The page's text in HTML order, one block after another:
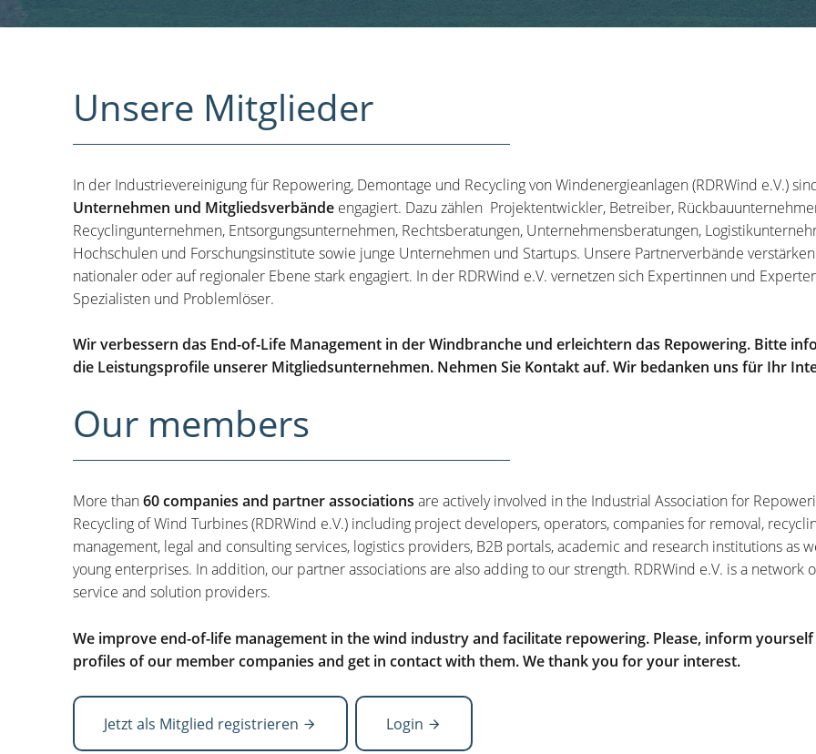
Unsere Mitglieder
In der Industrievereinigung für Repowering, Demontage und Recycling von Windenergieanlagen (RDRWind e.V.)
Unternehmen und Mitgliedsverbände engagiert. Dazu zählen Projektentwickler, Betreiber,
Recyclingunternehmen, Entsorgungsunternehmen, Rechtsberatungen, Unternehmensberatungen,
Hochschulen und Forschungsinstitute sowie junge Unternehmen und Startups. Unsere Partnerverbände
nationaler oder auf regionaler Ebene stark engagiert. In der RDRWind e.V. vernetzen sich Expertinnen und
Spezialisten und Problemlöser.
Wir verbessern das End-of-Life Management in der Windbranche und erleichtern das Repowering. Bitte
die Leistungsprofile unserer Mitgliedsunternehmen. Nehmen Sie Kontakt auf. Wir bedanken uns für Ihr
Our members
More than60 companies and partner associations are actively involved in the Industrial Association for
Recycling of Wind Turbines (RDRWind e.V.) including project developers, operators, companies for removal,
management, legal and consulting services, logistics providers, B2B portals, academic and research institutions as
young enterprises. In addition, our partner associations are also adding to our strength. RDRWind e.V. is a network
service and solution providers.
We improve end-of-life management in the wind industry and facilitate repowering. Please, inform
profiles of our member companies and get in contact with them. We thank you for your interest.
Jetzt als Mitglied registrieren Login